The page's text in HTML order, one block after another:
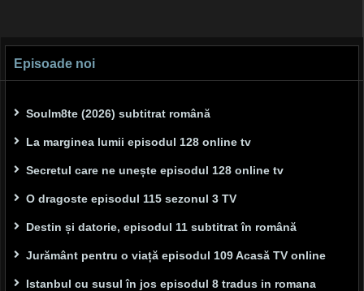
Episoade noi
Soulm8te (2026) subtitrat română
La marginea lumii episodul 128 online tv
Secretul care ne unește episodul 128 online tv
O dragoste episodul 115 sezonul 3 TV
Destin și datorie, episodul 11 subtitrat în română
Jurământ pentru o viață episodul 109 Acasă TV online
Istanbul cu susul în jos episodul 8 tradus in romana